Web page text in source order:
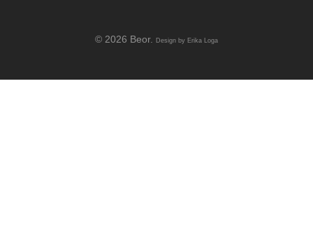
© 2026 Beor. Design by Erika Loga